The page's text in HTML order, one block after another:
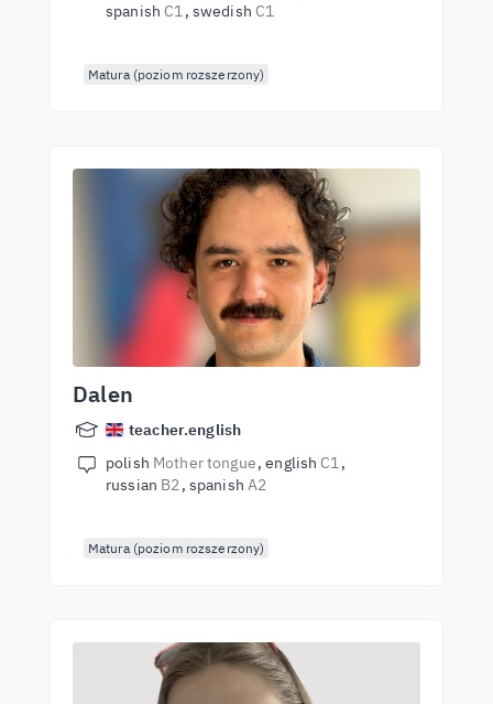
spanish C1 swedish C1
Matura (poziom rozszerzony)
Dalen
teacher.english
polish Mother tongue english C1
russian B2 spanish A2
Matura (poziom rozszerzony)